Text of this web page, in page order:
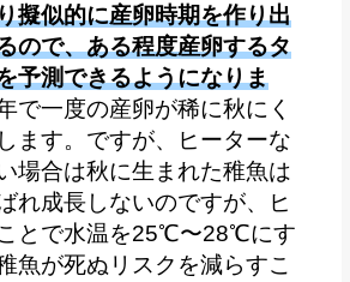
擬似的に産卵時期を作り出
ので、ある程度産卵するタ
予測できるようになりま
で一度の産卵が稀に秋にく
ます。ですが、ヒーターな
場合は秋に生まれた稚魚は
れ成長しないのですが、ヒ
とで水温を25℃〜28℃にす
魚が死ぬリスクを減らすこ